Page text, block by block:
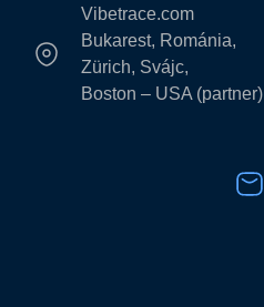
Vibetrace.com
Bukarest, Románia,
Zürich, Svájc,
Boston – USA (partner)